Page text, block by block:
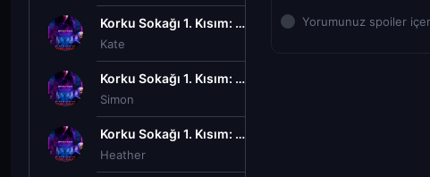
Korku Sokağı 1. Kısım: 1994 Fear Street: 1994 Türkçe Dublaj izle (2021)
Kate
Korku Sokağı 1. Kısım: 1994 Fear Street: 1994 Türkçe Dublaj izle (2021)
Simon
Korku Sokağı 1. Kısım: 1994 Fear Street: 1994 Türkçe Dublaj izle (2021)
Heather
Yorumunuz spoiler